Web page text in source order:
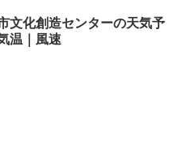
文化創造センターの天気予
温｜風速